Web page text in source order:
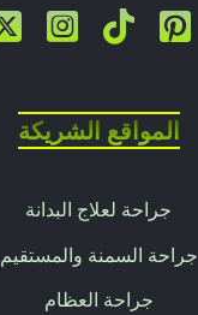
المواقع الشريكة
جراحة لعلاج البدانة
جراحة السمنة والمستقيم
جراحة العظام